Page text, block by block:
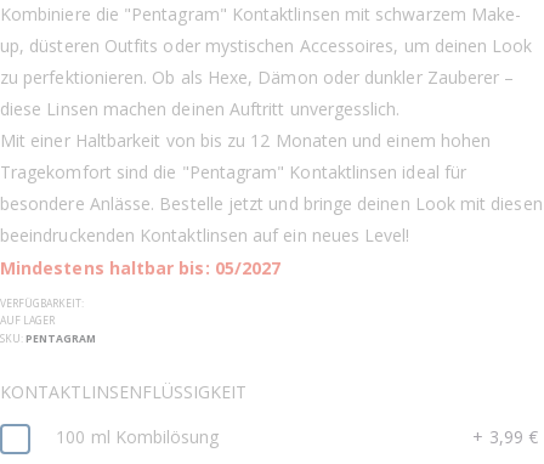
Kombiniere die "Pentagram" Kontaktlinsen mit schwarzem Make-
up, düsteren Outfits oder mystischen Accessoires, um deinen Look
zu perfektionieren. Ob als Hexe, Dämon oder dunkler Zauberer –
diese Linsen machen deinen Auftritt unvergesslich.
Mit einer Haltbarkeit von bis zu 12 Monaten und einem hohen
Tragekomfort sind die "Pentagram" Kontaktlinsen ideal für
besondere Anlässe. Bestelle jetzt und bringe deinen Look mit diesen
beeindruckenden Kontaktlinsen auf ein neues Level!
Mindestens haltbar bis: 05/2027
VERFÜGBARKEIT:
AUF LAGER
SKU PENTAGRAM
KONTAKTLINSENFLÜSSIGKEIT
100 ml Kombilösung
+ 3,99 €